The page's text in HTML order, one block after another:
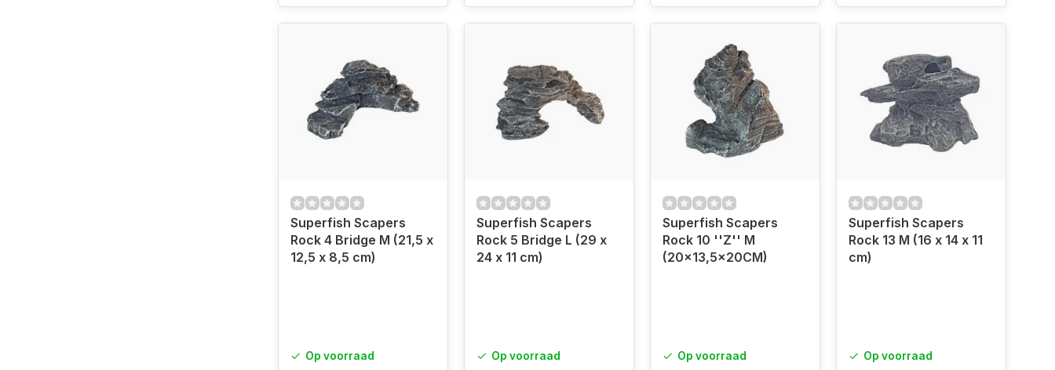
Superfish Scapers
Rock 4 Bridge M (21,5 x
12,5 x 8,5 cm)
Op voorraad
Superfish Scapers
Rock 5 Bridge L (29 x
24 x 11 cm)
Op voorraad
Superfish Scapers
Rock 10 ''Z'' M
(20x13,5x20CM)
Op voorraad
Superfish Scapers
Rock 13 M (16 x 14 x 11
cm)
Op voorraad